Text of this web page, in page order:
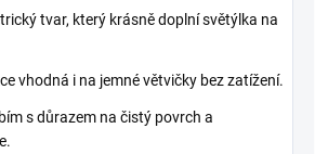
tvar, který krásně doplní světýlka na
vhodná i na jemné větvičky bez zatížení.
s důrazem na čistý povrch a